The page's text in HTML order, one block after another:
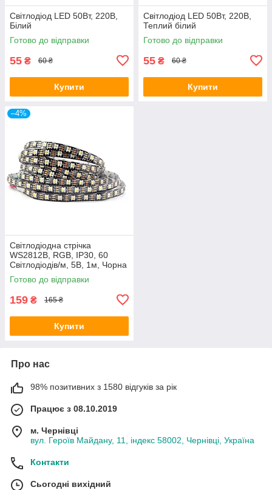
Світлодіод LED 50Вт, 220В,
Білий
Готово до відправки
55 ₴ 60 ₴
Купити
Світлодіод LED 50Вт, 220В,
Теплий білий
Готово до відправки
55 ₴ 60 ₴
Купити
–4%
Світлодіодна стрічка
WS2812B, RGB, IP30, 60
Світлодіодів/м, 5В, 1м, Чорна
підкладка
Готово до відправки
159 ₴ 165 ₴
Купити
Про нас
98% позитивних з 1580 відгуків за рік
Працює з 08.10.2019
м. Чернівці
вул. Героїв Майдану, 11, індекс 58002, Чернівці, Україна
Контакти
Сьогодні вихідний